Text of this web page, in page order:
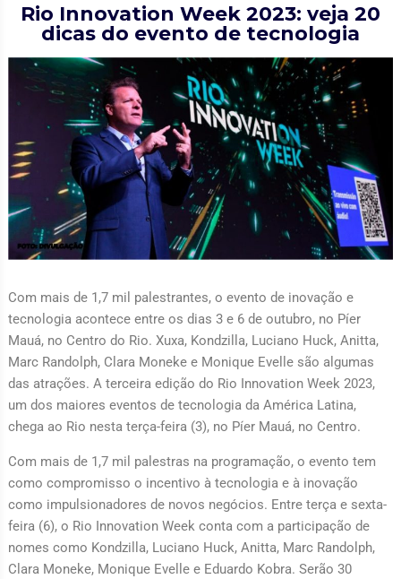
Rio Innovation Week 2023: veja 20
dicas do evento de tecnologia
Com mais de 1,7 mil palestrantes, o evento de inovação e
tecnologia acontece entre os dias 3 e 6 de outubro, no Píer
Mauá, no Centro do Rio. Xuxa, Kondzilla, Luciano Huck, Anitta,
Marc Randolph, Clara Moneke e Monique Evelle são algumas
das atrações. A terceira edição do Rio Innovation Week 2023,
um dos maiores eventos de tecnologia da América Latina,
chega ao Rio nesta terça-feira (3), no Píer Mauá, no Centro.
Com mais de 1,7 mil palestras na programação, o evento tem
como compromisso o incentivo à tecnologia e à inovação
como impulsionadores de novos negócios. Entre terça e sexta-
feira (6), o Rio Innovation Week conta com a participação de
nomes como Kondzilla, Luciano Huck, Anitta, Marc Randolph,
Clara Moneke, Monique Evelle e Eduardo Kobra. Serão 30